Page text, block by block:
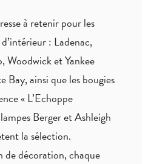
à retenir pour les
: Ladenac,
Woodwick et Yankee
Bay, ainsi que les bougies
« L’Echoppe
Berger et Ashleigh
la sélection.
de décoration, chaque